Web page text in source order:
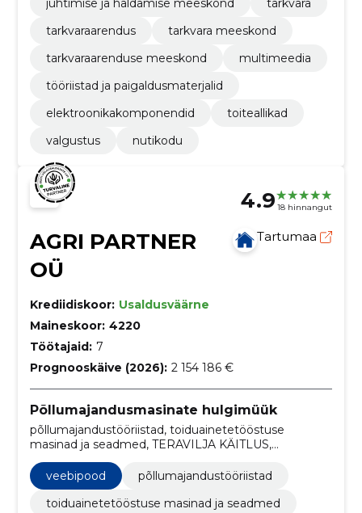
juhtimise ja haldamise meeskond
tarkvara
tarkvaraarendus
tarkvara meeskond
tarkvaraarenduse meeskond
multimeedia
tööriistad ja paigaldusmaterjalid
elektroonikakomponendid
toiteallikad
valgustus
nutikodu
4.9 18 hinnangut
AGRI PARTNER
OÜ
Tartumaa
Krediidiskoor: Usaldusväärne
Maineskoor: 4220
Töötajaid: 7
Prognooskäive (2026): 2 154 186 €
Põllumajandusmasinate hulgimüük
põllumajandustööriistad, toiduainetetööstuse
masinad ja seadmed, TERAVILJA KÄITLUS,
TENTHALLID, MULLA JA TAIME ANALÜSAATORID,
aiandusseadmed, Põllumajandusseadmed ja -
masinad, põllumajandustehnika, põllumajands
tarvikud, põllumajandus tehnika
veebipood
põllumajandustööriistad
toiduainetetööstuse masinad ja seadmed